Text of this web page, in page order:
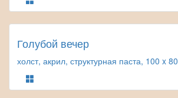
Голубой вечер
холст, акрил, структурная паста, 100 x 80